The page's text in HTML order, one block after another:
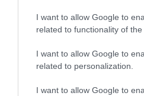
I want to allow Google to
related to functionality of the
I want to allow Google to
related to personalization.
I want to allow Google to